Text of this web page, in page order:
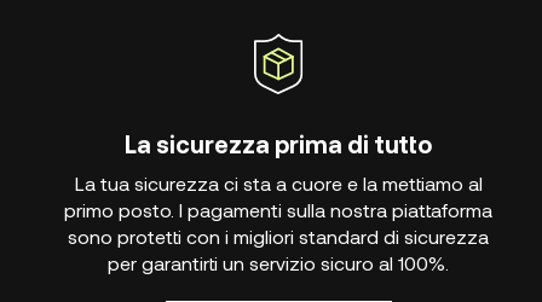
La sicurezza prima di tutto
La tua sicurezza ci sta a cuore e la mettiamo al
primo posto. I pagamenti sulla nostra piattaforma
sono protetti con i migliori standard di sicurezza
per garantirti un servizio sicuro al 100%.